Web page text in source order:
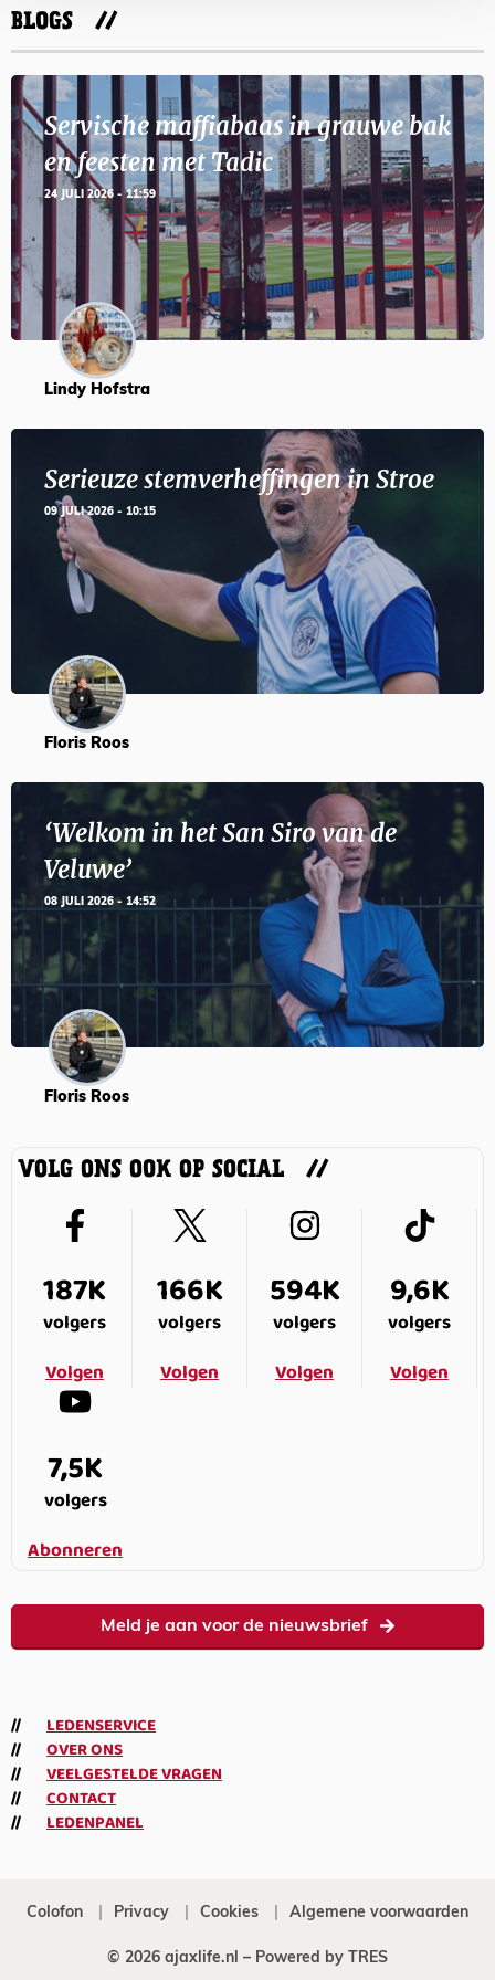
BLOGS
Servische maffiabaas in grauwe bak
en feesten met Tadic
24 JULI 2026 - 11:59
Lindy Hofstra
Serieuze stemverheffingen in Stroe
09 JULI 2026 - 10:15
Floris Roos
‘Welkom in het San Siro van de
Veluwe’
08 JULI 2026 - 14:52
Floris Roos
VOLG ONS OOK OP SOCIAL
187K
volgers
Volgen
166K
volgers
Volgen
594K
volgers
Volgen
9,6K
volgers
Volgen
7,5K
volgers
Abonneren
Meld je aan voor de nieuwsbrief
LEDENSERVICE
OVER ONS
VEELGESTELDE VRAGEN
CONTACT
LEDENPANEL
Colofon Privacy Cookies Algemene voorwaarden
© 2026 ajaxlife.nl – Powered by TRES